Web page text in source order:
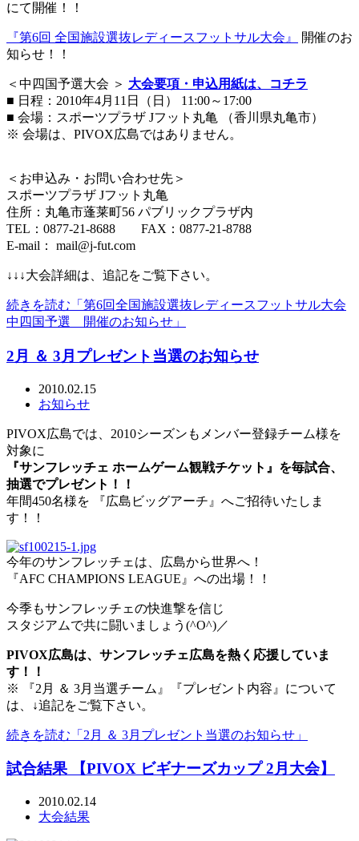
にて開催！！
『第6回 全国施設選抜レディースフットサル大会』
開催のお
知らせ！！
＜中四国予選大会 ＞ 大会要項・申込用紙は、コチラ
■ 日程：2010年4月11日（日） 11:00～17:00
■ 会場：スポーツプラザ Jフット丸亀 （香川県丸亀市）
※ 会場は、PIVOX広島ではありません。
＜お申込み・お問い合わせ先＞
スポーツプラザ Jフット丸亀
住所：丸亀市蓬莱町56 パブリックプラザ内
TEL：0877-21-8688 FAX：0877-21-8788
E-mail： mail@j-fut.com
↓↓↓大会詳細は、追記をご覧下さい。
続きを読む「第6回全国施設選抜レディースフットサル大会
中四国予選 開催のお知らせ」
2月 ＆ 3月プレゼント当選のお知らせ
2010.02.15
お知らせ
PIVOX広島では、2010シーズンもメンバー登録チーム様を
対象に
『サンフレッチェ ホームゲーム観戦チケット』を毎試合、
抽選でプレゼント！！
年間450名様を 『広島ビッグアーチ』へご招待いたしま
す！！
今年のサンフレッチェは、広島から世界へ！
『AFC CHAMPIONS LEAGUE』への出場！！
今季もサンフレッチェの快進撃を信じ
スタジアムで共に闘いましょう(^O^)／
PIVOX広島は、サンフレッチェ広島を熱く応援していま
す！！
※ 『2月 ＆ 3月当選チーム』『プレゼント内容』について
は、↓追記をご覧下さい。
続きを読む「2月 ＆ 3月プレゼント当選のお知らせ」
試合結果 【PIVOX ビギナーズカップ 2月大会】
2010.02.14
大会結果